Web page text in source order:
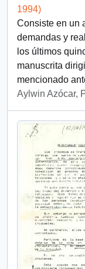
1994)
Consiste en un
demandas y
los últimos
manuscrita
mencionado
Aylwin Azócar,